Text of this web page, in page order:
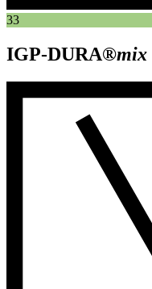
33
IGP-DURA®mix